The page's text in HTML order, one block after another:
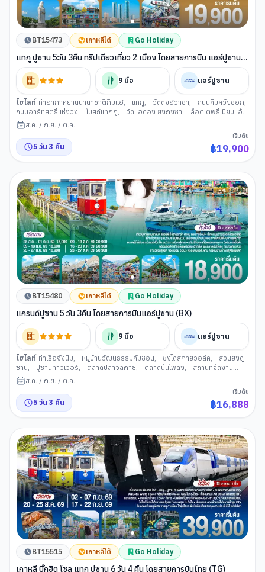
BT15473 เกาหลีใต้ Go Holiday
แทกู ปูซาน 5วัน 3คืน ทริปเดียวเที่ยว 2 เมือง โดยสายการบิน แอร์ปูซาน
(BX)
9 มื้อ แอร์ปูซาน
ไฮไลท์ ท่าอากาศยานนานาชาติกิมแฮ, แทกู, วัดดงฮวาซา, ถนนคิมควังซอก,
ถนนอาร์ทสตรีแห่งวง, โบสถ์แทกกู, วัดแฮดอง ยงกุงซา,
ล็อตเตพรีเมียม เอ้
าเล็ , ตลาดนันโพดง
หาดแฮอีนแด
ท่าเรือจังนิม,
ท่าเรือสีรุ้งเวนิสแห่งเมืองปูซาน
ส.ค. / ก.ย. / ต.ค.
5 วัน 3 คืน
เริ่มต้น
฿19,900
BT15480 เกาหลีใต้ Go Holiday
แกรนด์ปูซาน 5 วัน 3คืน โดยสายการบินแอร์ปูซาน (BX)
9 มื้อ แอร์ปูซาน
ไฮไลท์ ท่าเรือจังนิม, หมู่บ้านวัฒนธรรมคัมชอน, ซงโดสกายวอล์ค,
สวนยงดู
ซาน, ปูซานทาวเวอร์, ตลาดปลาจัลกาชิ, ตลาดนันโพดง,
สถานที่จัดงาน
เทศกาลภาพยนตร์นานาชาติเมืองปู ซาน BIFF Square
แฮดอง ยงกุงซา
สะพานกวังอัน
ศูนย์สมุนไพรเกาหลี,
ช้อปปิ้งย่านแฮอีนแด
อุโมงค์ไวน์แห่ง
ส.ค. / ก.ย. / ต.ค.
5 วัน 3 คืน
เริ่มต้น
฿16,888
BT15515 เกาหลีใต้ Go Holiday
เกาหลี บิ๊กฮิต โซล แทกู ปูซาน 6 วัน 4 คืน โดยสายการบินไทย (TG)